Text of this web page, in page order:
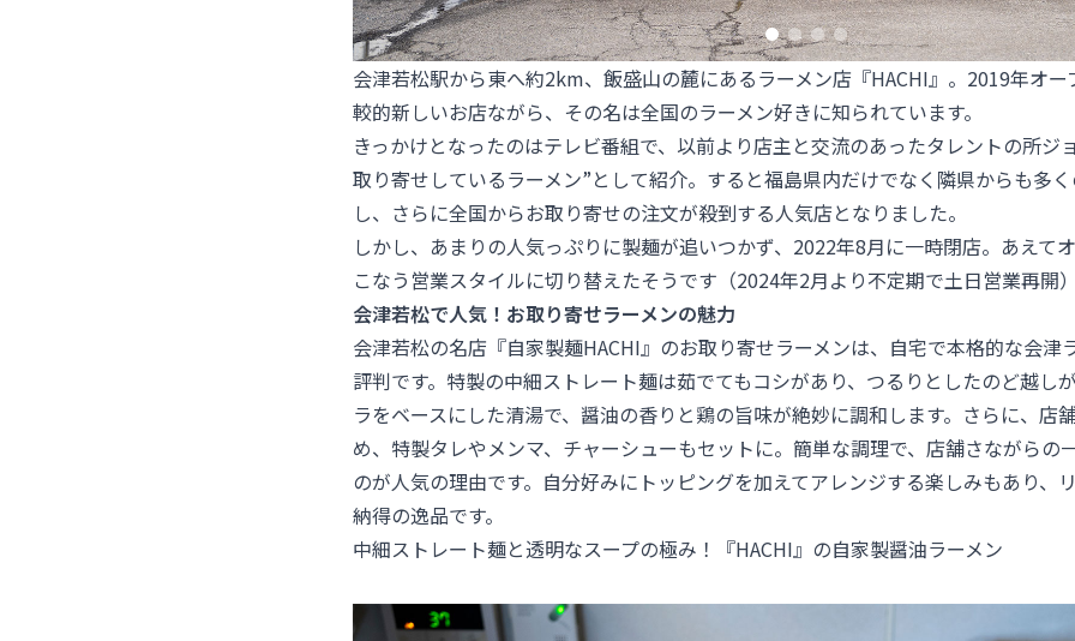
会津若松駅から東へ約2km、飯盛山の麓にあるラーメン店『HACHI』。2019年オ
較的新しいお店ながら、その名は全国のラーメン好きに知られています。
きっかけとなったのはテレビ番組で、以前より店主と交流のあったタレントの所ジ
取り寄せしているラーメン”として紹介。すると福島県内だけでなく隣県からも多
し、さらに全国からお取り寄せの注文が殺到する人気店となりました。
しかし、あまりの人気っぷりに製麺が追いつかず、2022年8月に一時閉店。あえて
こなう営業スタイルに切り替えたそうです（2024年2月より不定期で土日営業再開
会津若松で人気！お取り寄せラーメンの魅力
会津若松の名店『自家製麺HACHI』のお取り寄せラーメンは、自宅で本格的な会津
評判です。特製の中細ストレート麺は茹でてもコシがあり、つるりとしたのど越し
ラをベースにした清湯で、醤油の香りと鶏の旨味が絶妙に調和します。さらに、店
め、特製タレやメンマ、チャーシューもセットに。簡単な調理で、店舗さながらの
のが人気の理由です。自分好みにトッピングを加えてアレンジする楽しみもあり、
納得の逸品です。
中細ストレート麺と透明なスープの極み！『HACHI』の自家製醤油ラーメン